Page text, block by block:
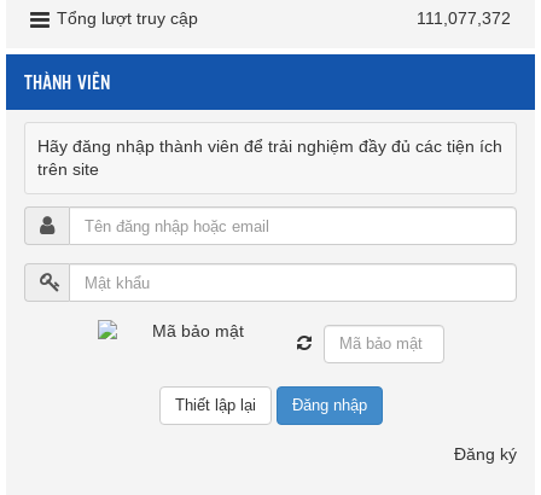
Tổng lượt truy cập
111,077,372
THÀNH VIÊN
Hãy đăng nhập thành viên để trải nghiệm đầy đủ các tiện ích
trên site
Đăng nhập
Đăng ký